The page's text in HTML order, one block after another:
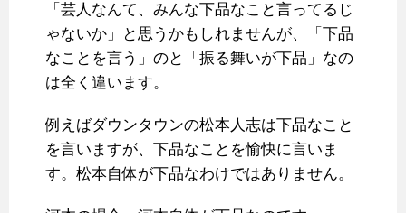
「芸人なんて、みんな下品なこと言ってるじ
ゃないか」と思うかもしれませんが、「下品
なことを言う」のと「振る舞いが下品」なの
は全く違います。
例えばダウンタウンの松本人志は下品なこと
を言いますが、下品なことを愉快に言いま
す。松本自体が下品なわけではありません。